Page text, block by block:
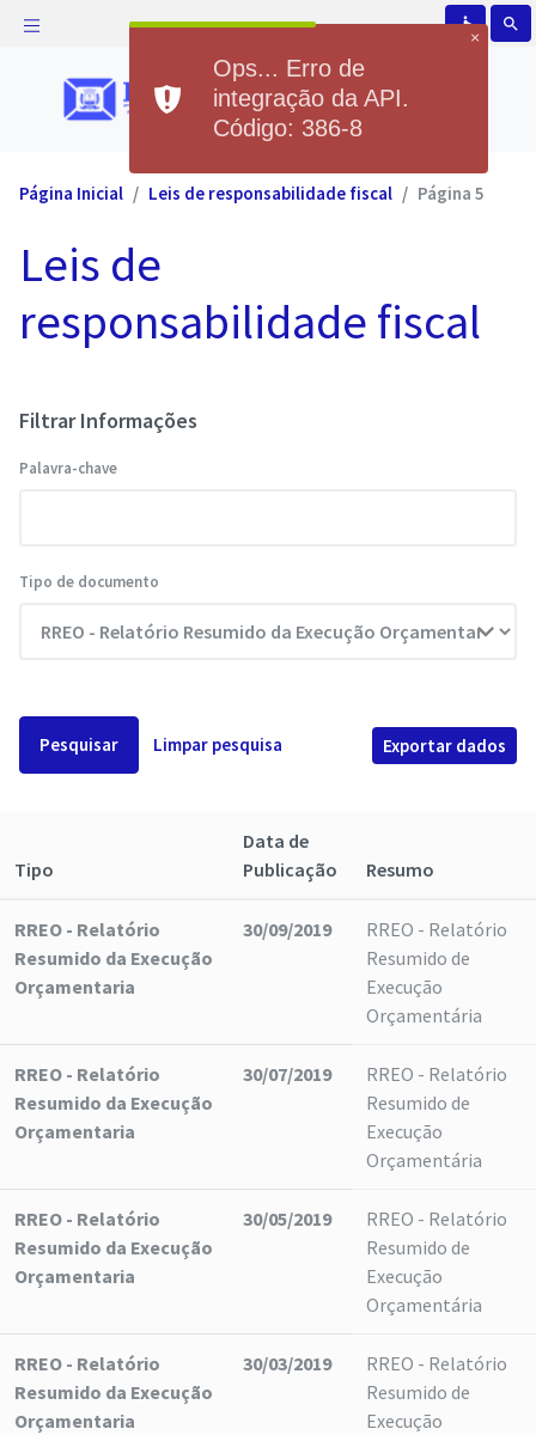
accessible search
Página Inicial Leis de responsabilidade fiscal Página 5
Leis de
responsabilidade fiscal
Filtrar Informações
Palavra-chave
Tipo de documento
Pesquisar Limpar pesquisa Exportar dados
Tipo
Data de
Publicação
Resumo
RREO - Relatório
Resumido da Execução
Orçamentaria
30/09/2019
RREO - Relatório
Resumido de
Execução
Orçamentária
RREO - Relatório
Resumido da Execução
Orçamentaria
30/07/2019
RREO - Relatório
Resumido de
Execução
Orçamentária
RREO - Relatório
Resumido da Execução
Orçamentaria
30/05/2019
RREO - Relatório
Resumido de
Execução
Orçamentária
RREO - Relatório
Resumido da Execução
Orçamentaria
30/03/2019
RREO - Relatório
Resumido de
Execução
×
Ops... Erro de
integração da API.
Código: 386-8